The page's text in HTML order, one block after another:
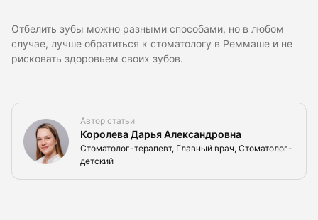
Отбелить зубы можно разными способами, но в любом
случае, лучше обратиться к стоматологу в Реммаше и не
рисковать здоровьем своих зубов.
Автор статьи
Королева Дарья Александровна
Стоматолог-терапевт, Главный врач, Стоматолог-
детский